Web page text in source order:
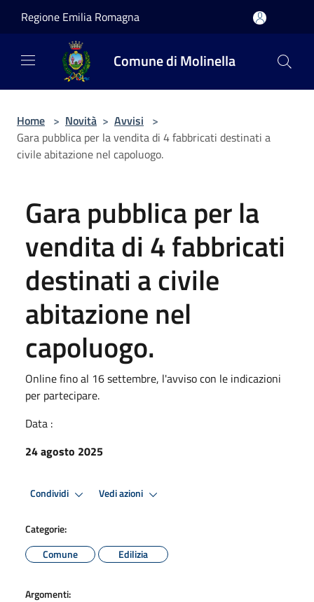
Regione Emilia Romagna
Comune di Molinella
Home > Novità > Avvisi >
Gara pubblica per la vendita di 4 fabbricati destinati a
civile abitazione nel capoluogo.
Gara pubblica per la
vendita di 4 fabbricati
destinati a civile
abitazione nel
capoluogo.
Online fino al 16 settembre, l'avviso con le indicazioni
per partecipare.
Data :
24 agosto 2025
Condividi Vedi azioni
Categorie:
Comune
Edilizia
Argomenti: